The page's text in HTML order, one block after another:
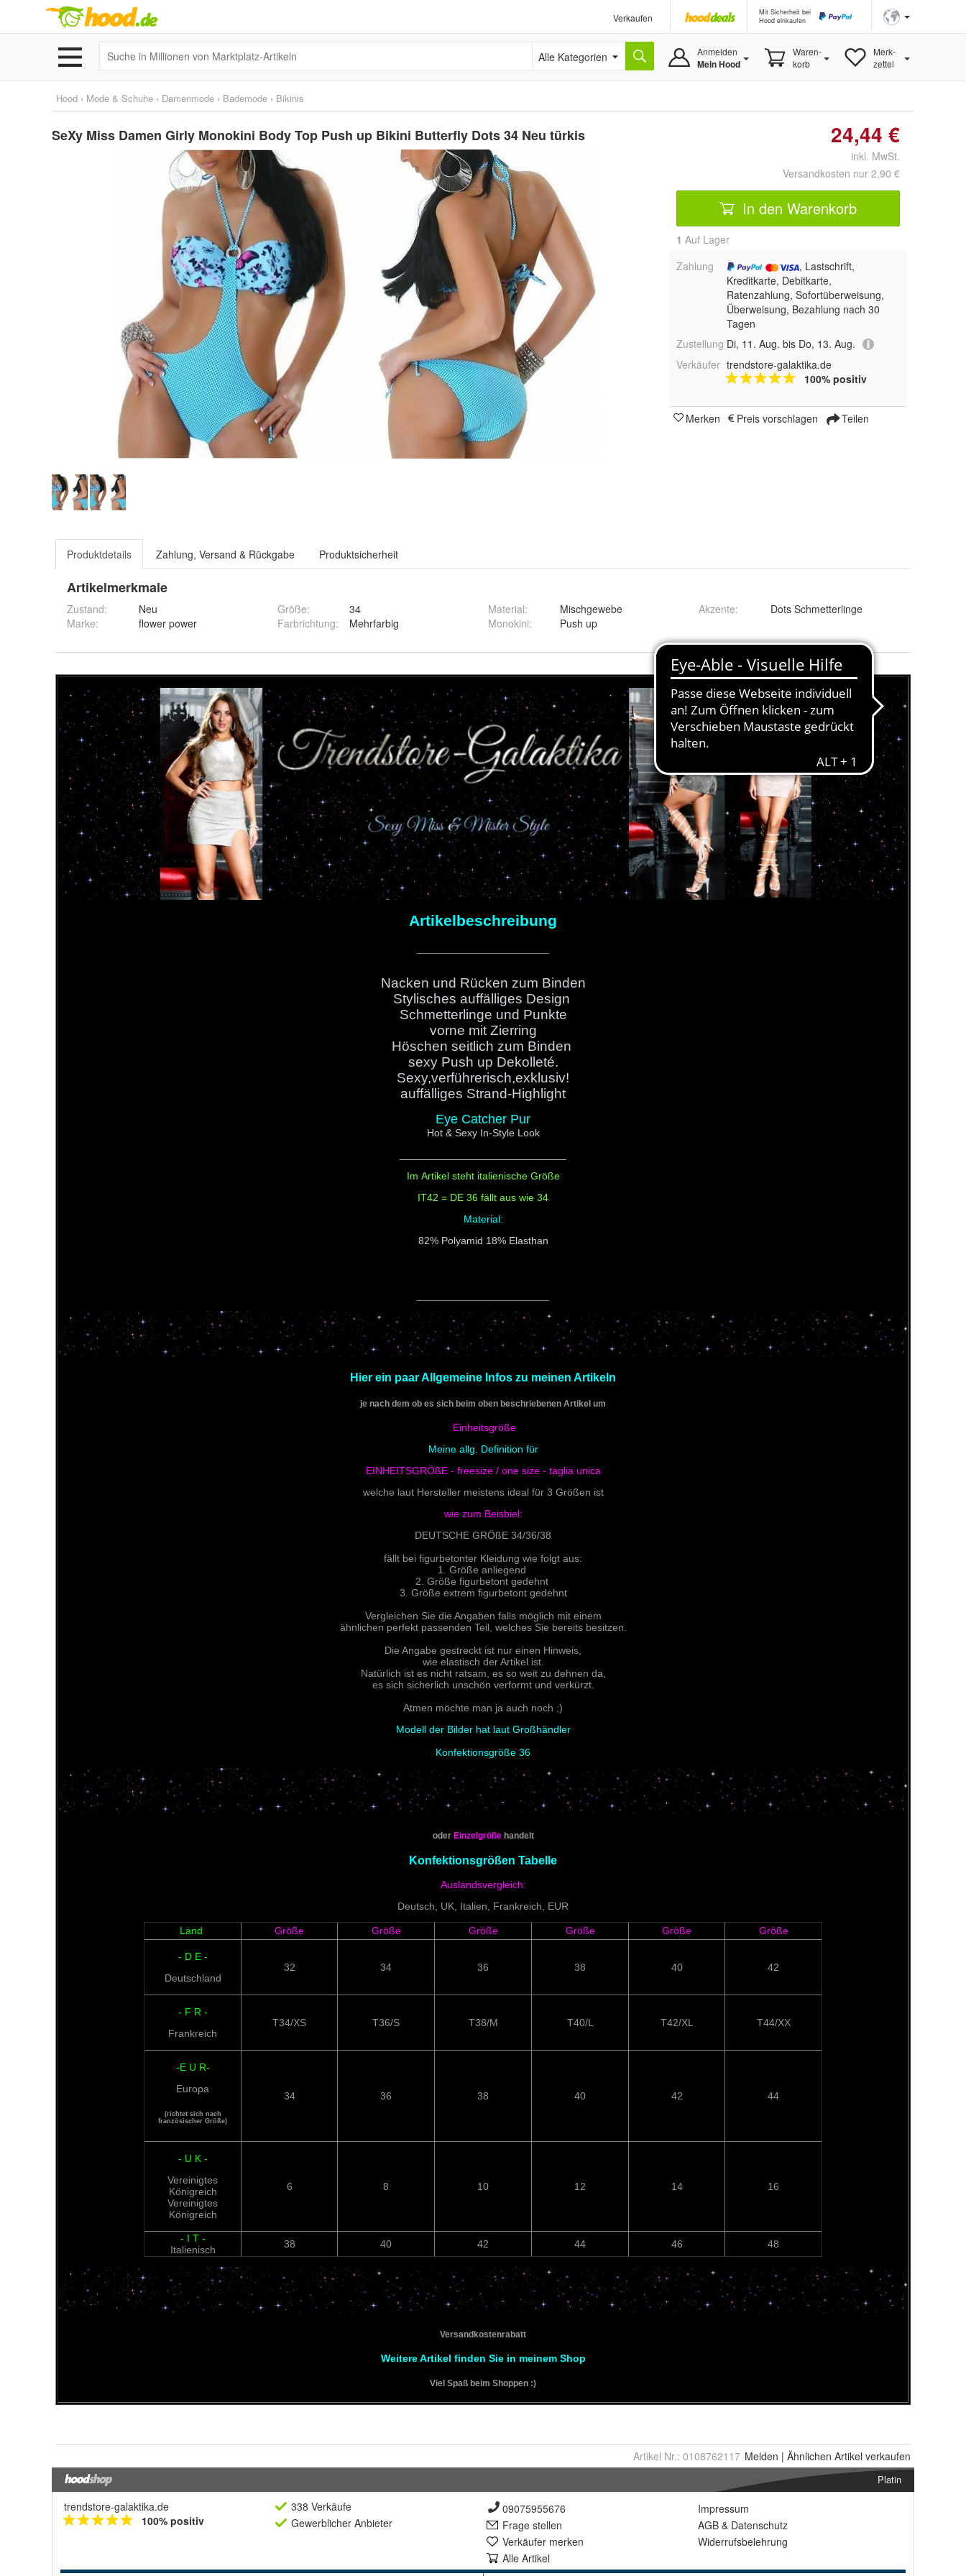
Verkaufen
Mit Sicherheit bei
Hood einkaufen
Alle Kategorien Anmelden
Mein Hood
Waren-
korb
Merk-
zettel
Hood › Mode & Schuhe › Damenmode › Bademode › Bikinis
SeXy Miss Damen Girly Monokini Body Top Push up Bikini Butterfly Dots 34 Neu türkis 24,44 €
inkl. MwSt.
Versandkosten nur 2,90 €
In den Warenkorb
1 Auf Lager
Zahlung
, Lastschrift,
Kreditkarte, Debitkarte,
Ratenzahlung, Sofortüberweisung,
Überweisung, Bezahlung nach 30
Tagen
Zustellung Di, 11. Aug. bis Do, 13. Aug.
Verkäufer trendstore-galaktika.de
100% positiv
Merken Preis vorschlagen Teilen
Produktdetails Zahlung, Versand & Rückgabe Produktsicherheit
Artikelmerkmale
Zustand:
Neu
Marke:
flower power
Größe:
34
Farbrichtung: Mehrfarbig
Material:
Mischgewebe
Monokini: Push up
Akzente: Dots Schmetterlinge
Artikel Nr.: 0108762117 Melden | Ähnlichen Artikel verkaufen
Platin
trendstore-galaktika.de
100% positiv
338 Verkäufe
Gewerblicher Anbieter
09075955676
Frage stellen
Verkäufer merken
Alle Artikel
Impressum
AGB & Datenschutz
Widerrufsbelehrung